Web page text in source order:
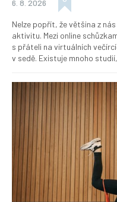
styl, zahrnující nejnovější
přínosné zdravotní
vyváženou stravu.
ONEMOCNĚNÍ
STRAVA
FITNESS
HUBNUTÍ
6. 8. 2026
Nelze popřít, že většina z
aktivitu. Mezi online
s přáteli na virtuálních
v sedě. Existuje mnoho